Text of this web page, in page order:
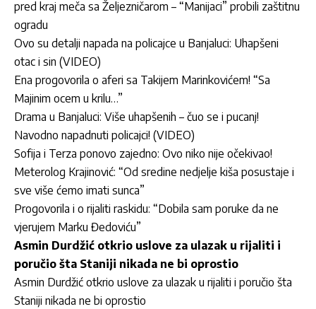
pred kraj meča sa Željezničarom – “Manijaci” probili zaštitnu
ogradu
Ovo su detalji napada na policajce u Banjaluci: Uhapšeni
otac i sin (VIDEO)
Ena progovorila o aferi sa Takijem Marinkovićem! “Sa
Majinim ocem u krilu…”
Drama u Banjaluci: Više uhapšenih – čuo se i pucanj!
Navodno napadnuti policajci! (VIDEO)
Sofija i Terza ponovo zajedno: Ovo niko nije očekivao!
Meterolog Krajinović: “Od sredine nedjelje kiša posustaje i
sve više ćemo imati sunca”
Progovorila i o rijaliti raskidu: “Dobila sam poruke da ne
vjerujem Marku Đedoviću”
Asmin Durdžić otkrio uslove za ulazak u rijaliti i
poručio šta Staniji nikada ne bi oprostio
Asmin Durdžić otkrio uslove za ulazak u rijaliti i poručio šta
Staniji nikada ne bi oprostio